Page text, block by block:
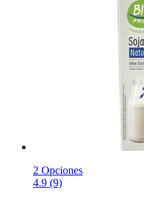
2 Opciones
4.9 (9)